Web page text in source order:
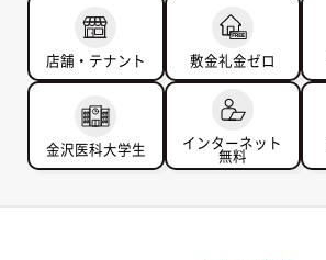
店舗・テナント 敷金礼金ゼロ
金沢医科大学生 インターネット
無料